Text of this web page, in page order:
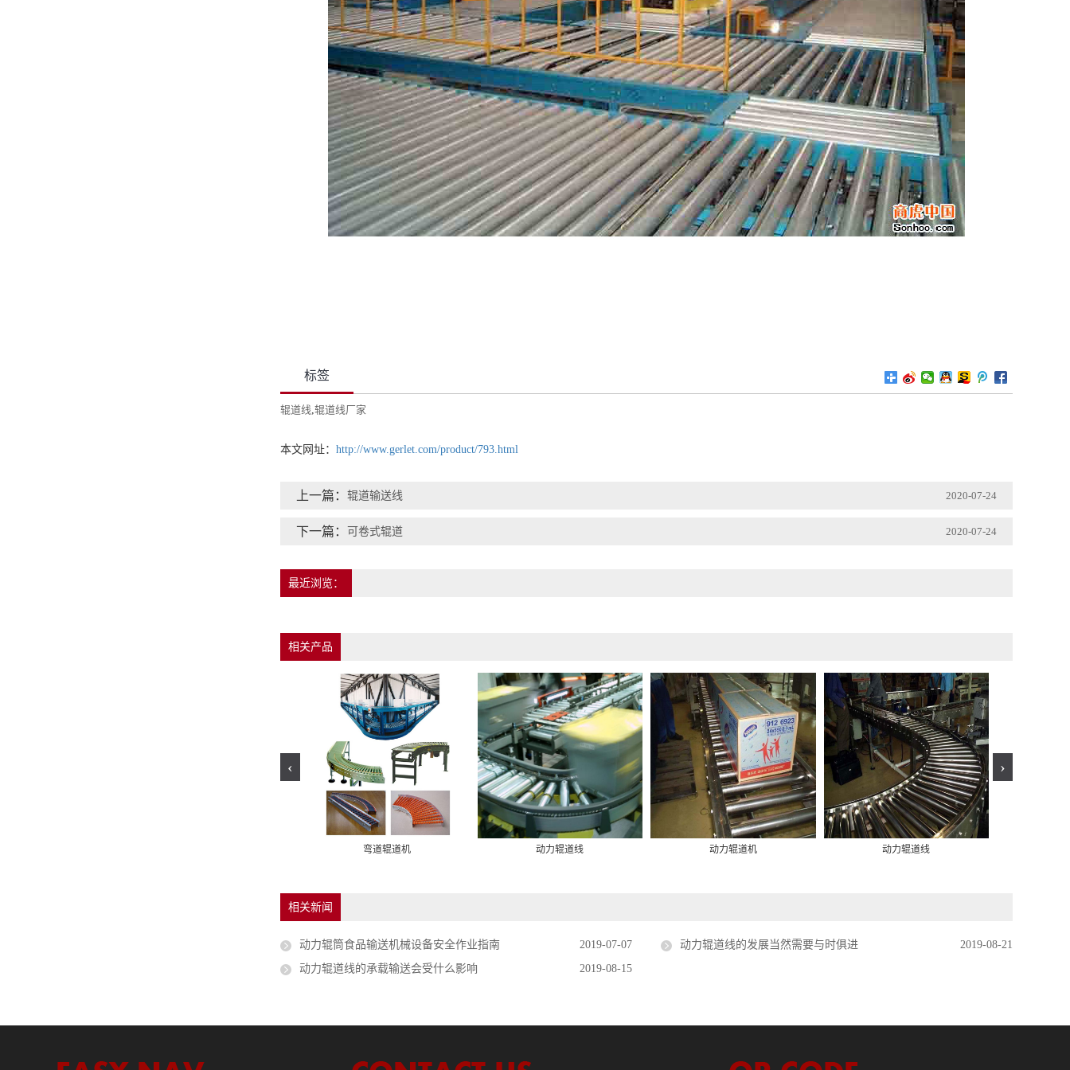
标签
辊道线,辊道线厂家
本文网址： http://www.gerlet.com/product/793.html
上一篇： 辊道输送线 2020-07-24
下一篇： 可卷式辊道 2020-07-24
最近浏览：
相关产品
弯道辊道机 动力辊道线 动力辊道机 动力辊道线
‹ ›
相关新闻
动力辊筒食品输送机械设备安全作业指南 2019-07-07 动力辊道线的发展当然需要与时俱进
2019-08-21
动力辊道线的承载输送会受什么影响
2019-08-15